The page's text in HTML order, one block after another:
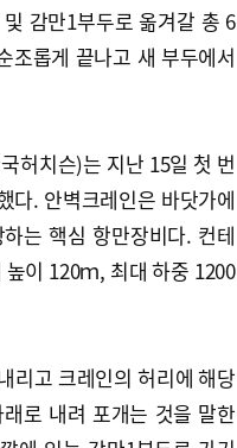
감만1부두로 옮겨갈 총 6
조롭게 끝나고 새 부두에서
허치슨)는 지난 15일 첫 번
다. 안벽크레인은 바닷가에
는 핵심 항만장비다. 컨테
이 120ｍ, 최대 하중 1200
리고 크레인의 허리에 해당
로 내려 포개는 것을 말한